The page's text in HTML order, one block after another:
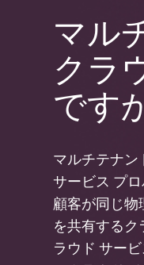
マル
クラ
です
マルチテナン
サービス プ
顧客が同じ物
を共有するク
ラウド サー